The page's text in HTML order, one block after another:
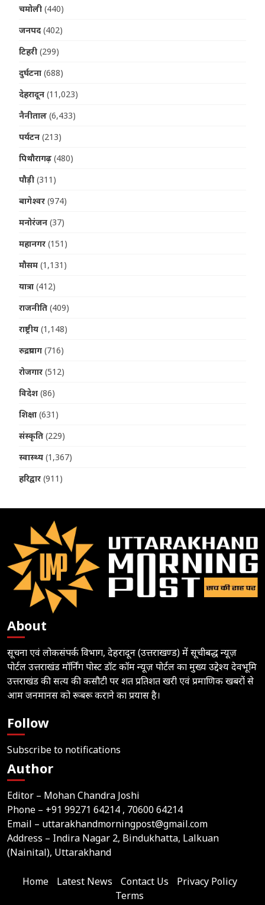
चमोली (440)
जनपद (402)
टिहरी (299)
दुर्घटना (688)
देहरादून (11,023)
नैनीताल (6,433)
पर्यटन (213)
पिथौरागढ़ (480)
पौड़ी (311)
बागेश्वर (974)
मनोरंजन (37)
महानगर (151)
मौसम (1,131)
यात्रा (412)
राजनीति (409)
राष्ट्रीय (1,148)
रुद्रप्रयाग (716)
रोजगार (512)
विदेश (86)
शिक्षा (631)
संस्कृति (229)
स्वास्थ्य (1,367)
हरिद्वार (911)
About
सूचना एवं लोकसंपर्क विभाग, देहरादून (उत्तराखण्ड) में सूचीबद्ध न्यूज़
पोर्टल उत्तराखंड मॉर्निंग पोस्ट डॉट कॉम न्यूज़ पोर्टल का मुख्य उद्देश्य देवभूमि
उत्तराखंड की सत्य की कसौटी पर शत प्रतिशत खरी एवं प्रमाणिक खबरों से
आम जनमानस को रूबरू कराने का प्रयास है।
Follow
Subscribe to notifications
Author
Editor – Mohan Chandra Joshi
Phone – +91 99271 64214 , 70600 64214
Email – uttarakhandmorningpost@gmail.com
Address – Indira Nagar 2, Bindukhatta, Lalkuan
(Nainital), Uttarakhand
Home Latest News Contact Us
Privacy Policy
Terms